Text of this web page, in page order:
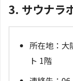
3. サウナラ
所在地：大
ト 1階